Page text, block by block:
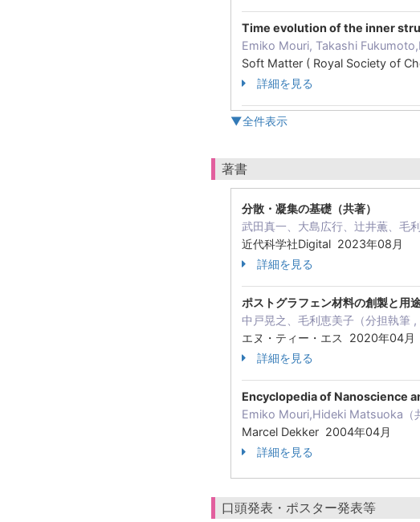
Time evolution of the inner
Emiko Mouri, Takashi
Soft Matter ( Royal Society of
詳細を見る
▼全件表示
著書
分散・凝集の基礎（共著）
武田真一、大島広行、辻井薫、毛
近代科学社Digital 2023年08月
詳細を見る
ポストグラフェン材料の創製と用
中戸晃之、毛利恵美子（分担執筆
エヌ・ティー・エス 2020年04月
詳細を見る
Encyclopedia of Nanoscience
Emiko Mouri,Hideki Matsuoka
Marcel Dekker 2004年04月
詳細を見る
口頭発表・ポスター発表等